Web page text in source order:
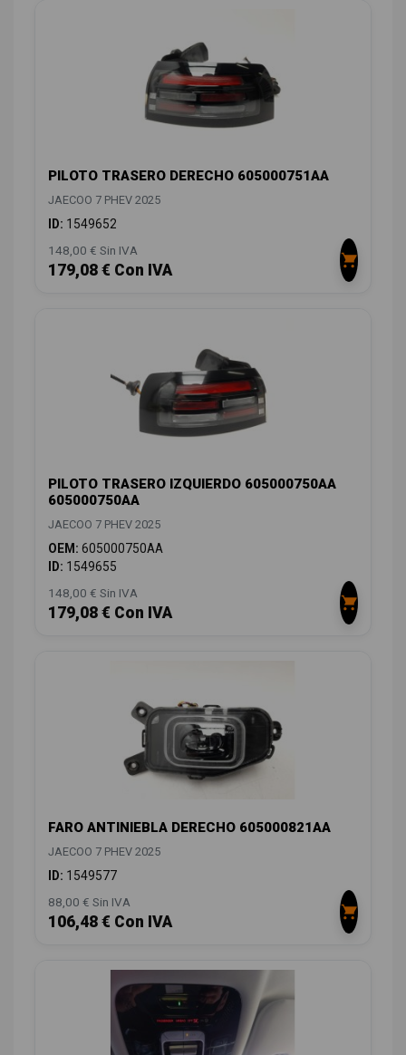
PILOTO TRASERO DERECHO 605000751AA
JAECOO 7 PHEV 2025
ID: 1549652
148,00 € Sin IVA
179,08 € Con IVA
PILOTO TRASERO IZQUIERDO 605000750AA
605000750AA
JAECOO 7 PHEV 2025
OEM: 605000750AA
ID: 1549655
148,00 € Sin IVA
179,08 € Con IVA
FARO ANTINIEBLA DERECHO 605000821AA
JAECOO 7 PHEV 2025
ID: 1549577
88,00 € Sin IVA
106,48 € Con IVA